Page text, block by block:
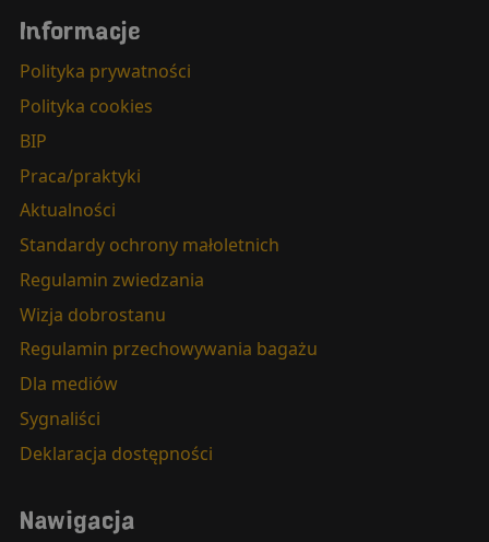
Informacje
Polityka prywatności
Polityka cookies
BIP
Praca/praktyki
Aktualności
Standardy ochrony małoletnich
Regulamin zwiedzania
Wizja dobrostanu
Regulamin przechowywania bagażu
Dla mediów
Sygnaliści
Deklaracja dostępności
Nawigacja